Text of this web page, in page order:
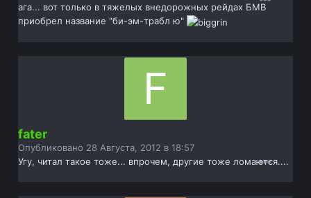
ага... вот только в тяжелых внедорожных рейдах БМВ
приобрел название "би-эм-трабл ю"
fater
Опубликовано 28 Августа, 2012 в 18:57
Угу, читал такое тоже... впрочем, другие тоже ломаются....